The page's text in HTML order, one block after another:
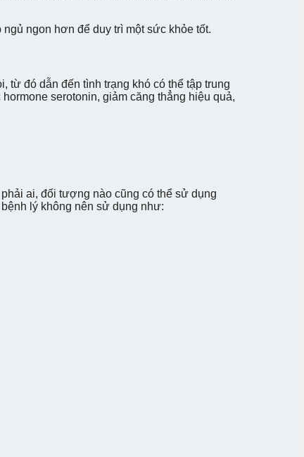
ngon hơn để duy trì một sức khỏe tốt.
từ đó dẫn đến tình trạng khó có thể tập trung
serotonin, giảm căng thẳng hiệu quả,
ai, đối tượng nào cũng có thể sử dụng
lý không nên sử dụng như: